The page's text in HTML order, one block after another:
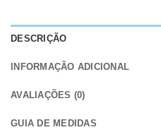
DESCRIÇÃO
INFORMAÇÃO ADICIONAL
AVALIAÇÕES (0)
GUIA DE MEDIDAS